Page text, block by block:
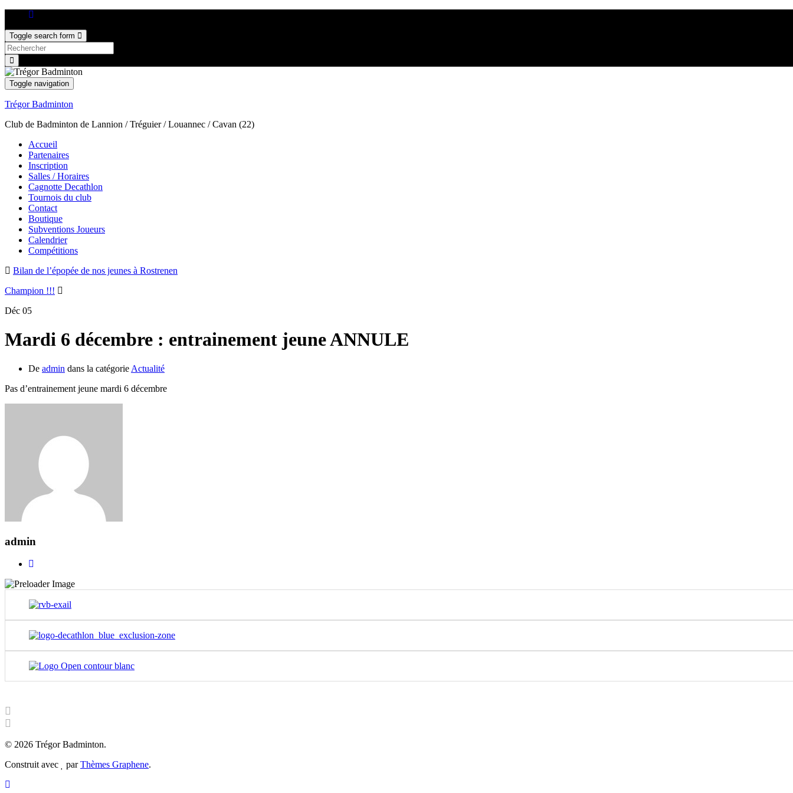
Toggle search form
Search
for:
Toggle navigation
Trégor Badminton
Club de Badminton de Lannion / Tréguier / Louannec / Cavan (22)
Accueil
Partenaires
Inscription
Salles / Horaires
Cagnotte Decathlon
Tournois du club
Contact
Boutique
Subventions Joueurs
Calendrier
Compétitions
Bilan de l’épopée de nos jeunes à Rostrenen
Champion !!!
Déc 05
Mardi 6 décembre : entrainement jeune ANNULE
De admin dans la catégorie Actualité
Pas d’entrainement jeune mardi 6 décembre
admin
© 2026 Trégor Badminton.
Construit avec
parThèmes Graphene.